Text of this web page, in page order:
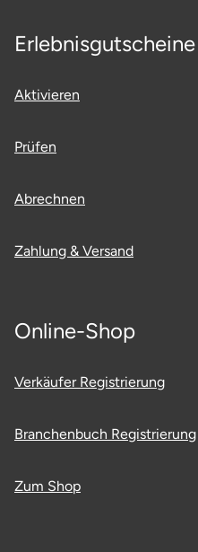
Erlebnisgutscheine
Aktivieren
Prüfen
Abrechnen
Zahlung & Versand
Online-Shop
Verkäufer Registrierung
Branchenbuch Registrierung
Zum Shop